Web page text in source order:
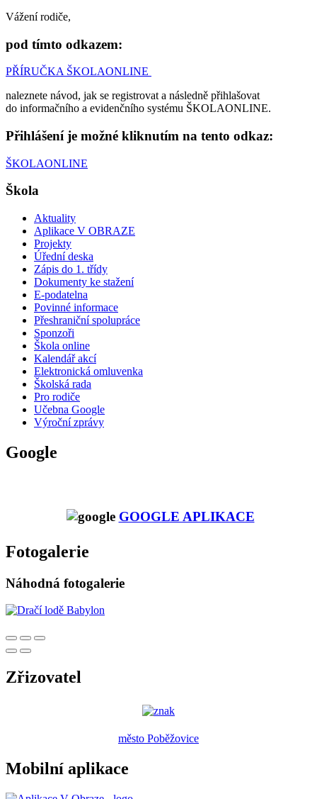
Vážení rodiče,
pod tímto odkazem:
PŘÍRUČKA ŠKOLAONLINE
naleznete návod, jak se registrovat a následně přihlašovat
do informačního a evidenčního systému ŠKOLAONLINE.
Přihlášení je možné kliknutím na tento odkaz:
ŠKOLAONLINE
Škola
Aktuality
Aplikace V OBRAZE
Projekty
Úřední deska
Zápis do 1. třídy
Dokumenty ke stažení
E-podatelna
Povinné informace
Přeshraniční spolupráce
Sponzoři
Škola online
Kalendář akcí
Elektronická omluvenka
Školská rada
Pro rodiče
Učebna Google
Výroční zprávy
Google
GOOGLE APLIKACE
Fotogalerie
Náhodná fotogalerie
Zřizovatel
město Poběžovice
Mobilní aplikace